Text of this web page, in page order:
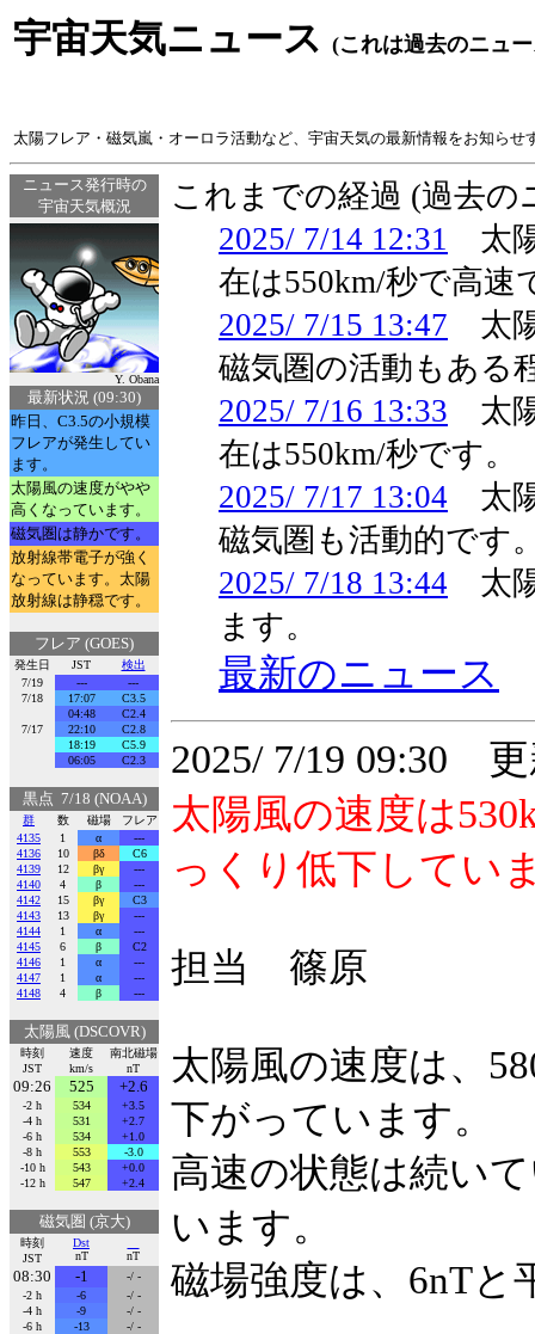
宇宙天気ニュース (これは過去のニュ
太陽フレア・磁気嵐・オーロラ活動など、宇宙天気の最新情報をお知らせ
ニュース発行時の
宇宙天気概況
Y. Obana
最新状況 (09:30)
昨日、C3.5の小規模
フレアが発生してい
ます。
太陽風の速度がやや
高くなっています。
磁気圏は静かです。
放射線帯電子が強く
なっています。太陽
放射線は静穏です。
フレア (GOES)
発生日 JST
検出
7/19
---
---
7/18
17:07
C3.5
04:48
C2.4
7/17
22:10
C2.8
18:19
C5.9
06:05
C2.3
黒点 7/18 (NOAA)
群 数 磁場
フレア
4135
1 α
---
4136
10 βδ
C6
4139
12 βγ
---
4140
4 β
---
4142
15 βγ
C3
4143
13 βγ
---
4144
1 α
---
4145
6 β
C2
4146
1 α
---
4147
1 α
---
4148
4 β ---
太陽風 (DSCOVR)
時刻
JST
速度
km/s
南北磁場
nT
09:26 525 +2.6
-2 h 534
+3.5
-4 h
531
+2.7
-6 h
534
+1.0
-8 h
553
-3.0
-10 h
543
+0.0
-12 h
547 +2.4
磁気圏 (京大)
時刻
JST
Dst
nT
nT
08:30 -1
-/ -
-2 h
-6
-/ -
-4 h
-9
-/ -
-6 h
-13
-/ -
これまでの経過 (過去
2025/ 7/14 12:31 太
在は550km/秒で高速
2025/ 7/15 13:47 太
磁気圏の活動もある
2025/ 7/16 13:33 太
在は550km/秒です。
2025/ 7/17 13:04 太
磁気圏も活動的です
2025/ 7/18 13:44 太
ます。
最新のニュース
2025/ 7/19 09:30
太陽風の速度は
っくり低下してい
担当 篠原
太陽風の速度は、
下がっています。
高速の状態は続い
います。
磁場強度は、6nTと